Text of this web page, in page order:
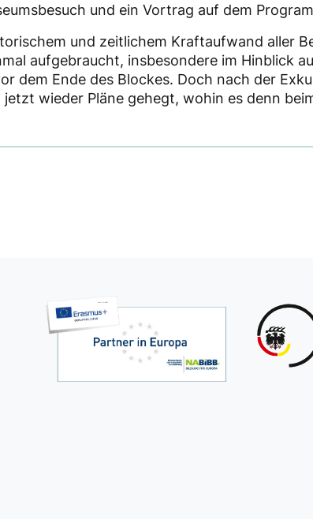
und ein Vortrag auf dem
und zeitlichem Kraftaufwand aller
aufgebraucht, insbesondere im Hinblick
dem Ende des Blockes. Doch nach der
wieder Pläne gehegt, wohin es denn